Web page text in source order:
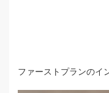
ファーストプランのイ